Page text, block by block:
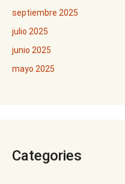
septiembre 2025
julio 2025
junio 2025
mayo 2025
Categories